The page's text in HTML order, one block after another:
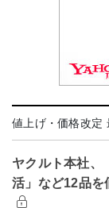
値上げ・価格改定
ヤクルト本社、
活」など12品